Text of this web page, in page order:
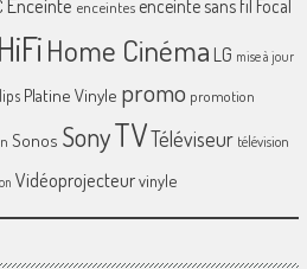
Enceinte enceintes enceinte sans fil Focal
HiFiHome Cinéma LG mise à jour
Platine Vinyle promo promotion
Sonos SonyTVTéléviseur télévision
Vidéoprojecteurvinyle